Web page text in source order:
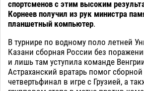
спортсменов с этим высоким
Корнеев получил из рук министра
планшетный компьютер.
В турнире по водному поло летней
Казани сборная России без
и лишь там уступила команде
Астраханский вратарь помог
четвертьфинал в игре с Грузией, а